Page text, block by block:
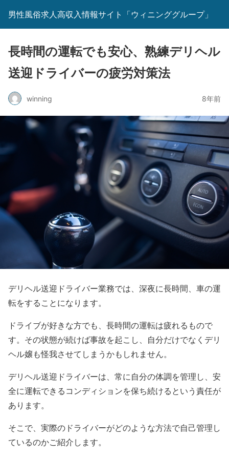
男性風俗求人高収入情報サイト「ウィニンググループ」
長時間の運転でも安心、熟練デリヘル
送迎ドライバーの疲労対策法
winning 8年前
デリヘル送迎ドライバー業務では、深夜に長時間、車の運
転をすることになります。
ドライブが好きな方でも、長時間の運転は疲れるもので
す。その状態が続けば事故を起こし、自分だけでなくデリ
ヘル嬢も怪我させてしまうかもしれません。
デリヘル送迎ドライバーは、常に自分の体調を管理し、安
全に運転できるコンディションを保ち続けるという責任が
あります。
そこで、実際のドライバーがどのような方法で自己管理し
ているのかご紹介します。